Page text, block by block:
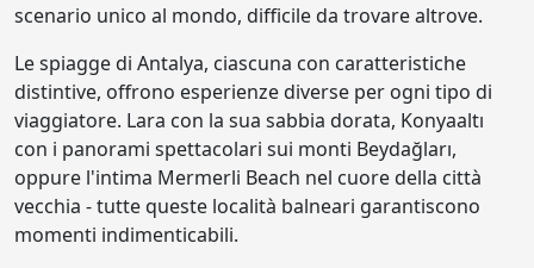
scenario unico al mondo, difficile da trovare altrove.
Le spiagge di Antalya, ciascuna con caratteristiche
distintive, offrono esperienze diverse per ogni tipo di
viaggiatore. Lara con la sua sabbia dorata, Konyaaltı
con i panorami spettacolari sui monti Beydağları,
oppure l'intima Mermerli Beach nel cuore della città
vecchia - tutte queste località balneari garantiscono
momenti indimenticabili.